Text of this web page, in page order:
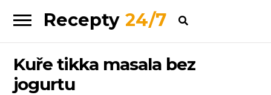
Skip
to
navigation
Skip
to
content
Recepty 24/7
Kuře tikka masala bez
jogurtu